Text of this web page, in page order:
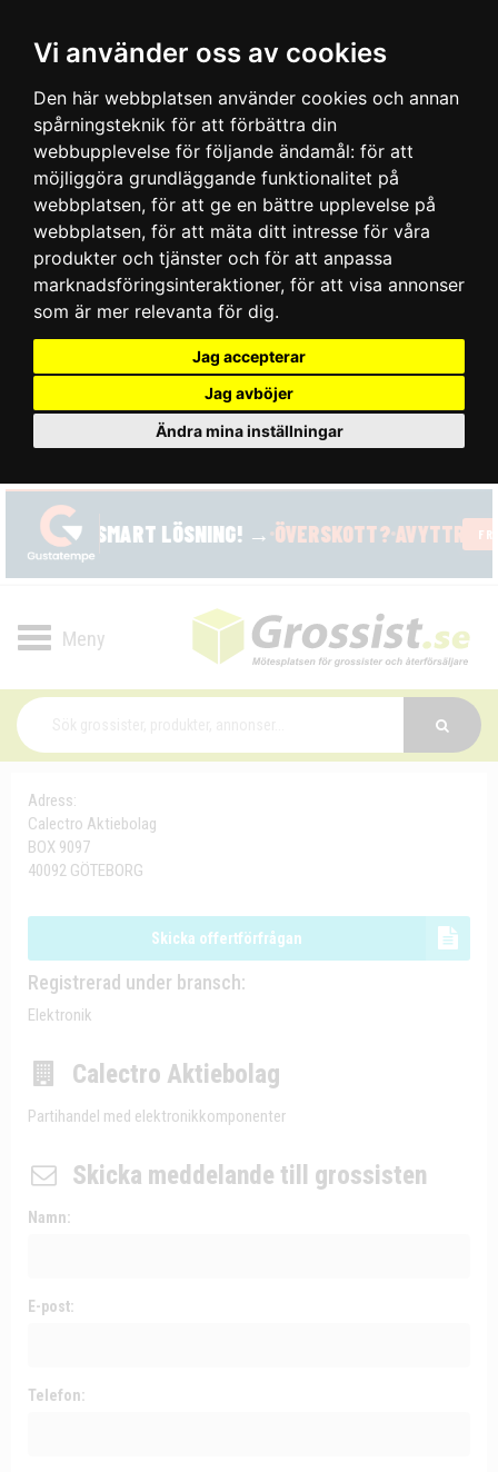
Vi använder oss av cookies
Den här webbplatsen använder cookies och annan
spårningsteknik för att förbättra din
webbupplevelse för följande ändamål: för att
möjliggöra grundläggande funktionalitet på
webbplatsen, för att ge en bättre upplevelse på
webbplatsen, för att mäta ditt intresse för våra
produkter och tjänster och för att anpassa
marknadsföringsinteraktioner, för att visa annonser
som är mer relevanta för dig.
Jag accepterar
Jag avböjer
Ändra mina inställningar
Toggle
Adress:
Calectro Aktiebolag
BOX 9097
40092 GÖTEBORG
Skicka offertförfrågan
Registrerad under bransch:
Elektronik
Calectro Aktiebolag
Partihandel med elektronikkomponenter
Skicka meddelande till grossisten
Namn:
E-post:
Telefon: